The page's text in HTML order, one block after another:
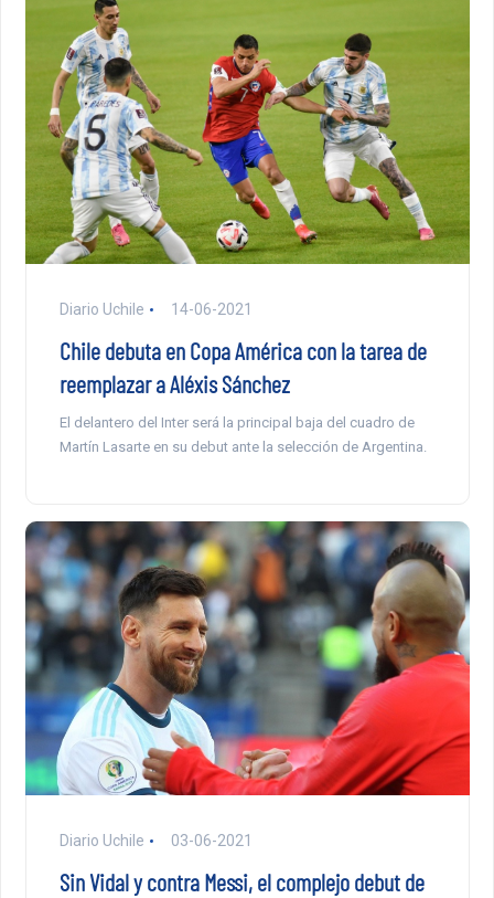
Diario Uchile 14-06-2021
Chile debuta en Copa América con la tarea de
reemplazar a Aléxis Sánchez
El delantero del Inter será la principal baja del cuadro de
Martín Lasarte en su debut ante la selección de Argentina.
Diario Uchile 03-06-2021
Sin Vidal y contra Messi, el complejo debut de